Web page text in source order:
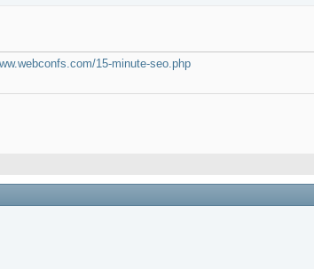
15-minute-seo.php